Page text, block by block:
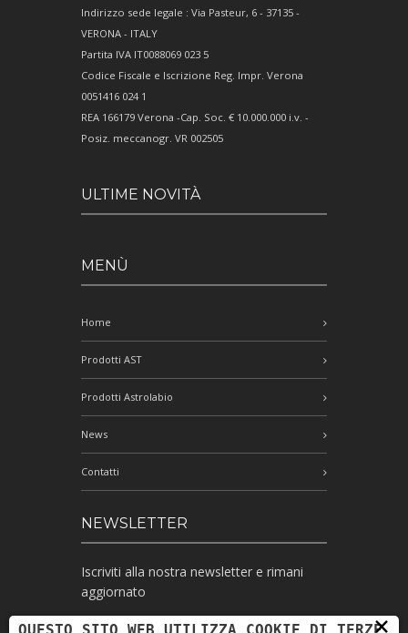
Indirizzo sede legale : Via Pasteur, 6 - 37135 -
VERONA - ITALY
Partita IVA IT0088069 023 5
Codice Fiscale e Iscrizione Reg. Impr. Verona
0051416 024 1
REA 166179 Verona -Cap. Soc. € 10.000.000 i.v. -
Posiz. meccanogr. VR 002505
ULTIME NOVITÀ
MENÙ
Home
Prodotti AST
Prodotti Astrolabio
News
Contatti
NEWSLETTER
Iscriviti alla nostra newsletter e rimani
aggiornato
×